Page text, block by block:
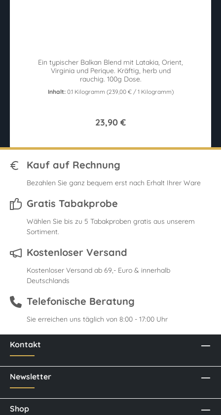
Ein typischer Balkan Blend mit Latakia, Orient,
Virginia und Perique. Kräftig, herb und
rauchig. 100g Dose.
Inhalt: 0.1 Kilogramm (239,00 € / 1 Kilogramm)
23,90 €
Kauf auf Rechnung
Bezahlen Sie ganz bequem erst nach Erhalt Ihrer Ware
Gratis Tabakprobe
Wählen Sie bis zu 5 Tabakproben gratis aus unserem
Sortiment.
Kostenloser Versand
Kostenloser Versand ab 69,- Euro & innerhalb
Deutschlands
Telefonische Beratung
Sie erreichen uns täglich von 8:00 - 17:00 Uhr
Kontakt
Newsletter
Shop